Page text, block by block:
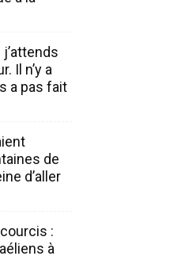
Il n’y a
a pas fait
de
d’aller
:
à